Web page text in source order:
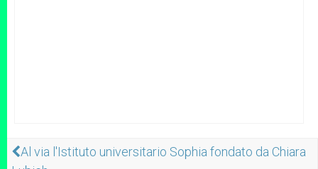
Al via l'Istituto universitario Sophia fondato da Chiara